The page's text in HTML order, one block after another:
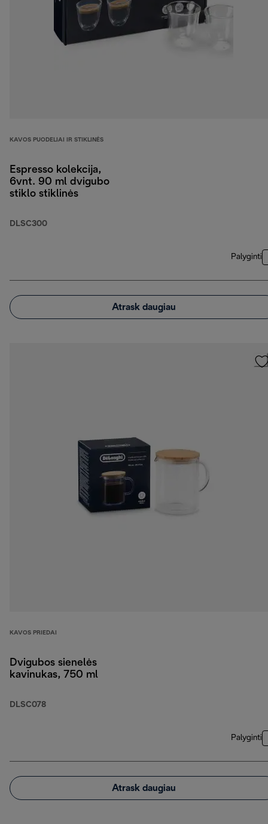
KAVOS PUODELIAI IR STIKLINĖS
Espresso kolekcija,
6vnt. 90 ml dvigubo
stiklo stiklinės
DLSC300
Palyginti
Atrask daugiau
KAVOS PRIEDAI
Dvigubos sienelės
kavinukas, 750 ml
DLSC078
Palyginti
Atrask daugiau